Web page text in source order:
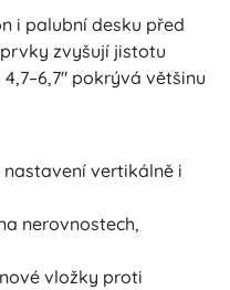
i palubní desku před
zvyšují jistotu
pokrývá většinu
nastavení vertikálně i
nerovnostech,
vložky proti